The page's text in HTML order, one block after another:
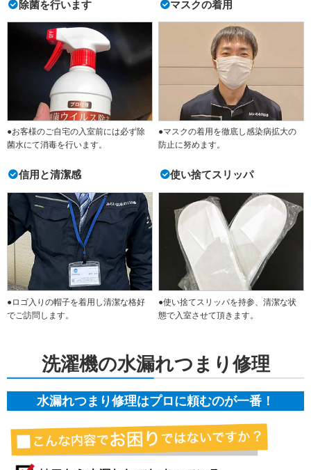
除菌を行います
●お客様のご自宅の入室前には必ず除
菌水にて消毒を行います。
マスクの着用
●マスクの着用を徹底し感染病拡大の
防止に努めます。
信用と清潔感
●ロゴ入りの帽子を着用し清潔な格好
でご訪問します。
使い捨てスリッパ
●使い捨てスリッパを持参、清潔な状
態で入室させて頂きます。
洗濯機の水漏れつまり修理
水漏れつまり修理はプロに頼むのが一番！